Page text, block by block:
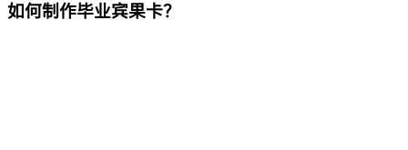
如何制作毕业宾果卡？